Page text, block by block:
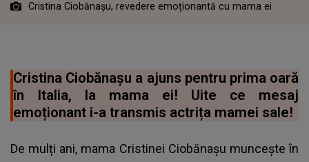
Cristina Ciobănașu, revedere emoționantă cu mama ei
Cristina Ciobănașu a ajuns pentru prima oară
în Italia, la mama ei! Uite ce mesaj
emoționant i-a transmis actrița mamei sale!
De mulți ani, mama Cristinei Ciobănașu muncește în